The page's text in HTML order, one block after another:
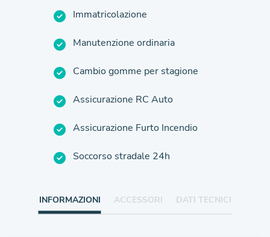
Immatricolazione
Manutenzione ordinaria
Cambio gomme per stagione
Assicurazione RC Auto
Assicurazione Furto Incendio
Soccorso stradale 24h
INFORMAZIONI ACCESSORI DATI TECNICI